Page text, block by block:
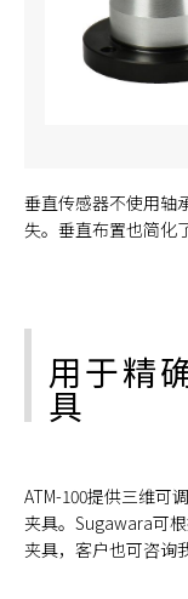
垂直传感器不使用轴
失。垂直布置也简化
用于精
具
ATM-100提供三维可
夹具。Sugawara可
夹具，客户也可咨询